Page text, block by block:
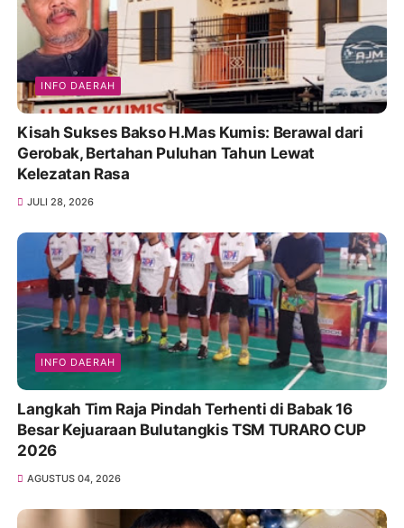
INFO DAERAH
Kisah Sukses Bakso H.Mas Kumis: Berawal dari
Gerobak, Bertahan Puluhan Tahun Lewat
Kelezatan Rasa
JULI 28, 2026
INFO DAERAH
Langkah Tim Raja Pindah Terhenti di Babak 16
Besar Kejuaraan Bulutangkis TSM TURARO CUP
2026
AGUSTUS 04, 2026